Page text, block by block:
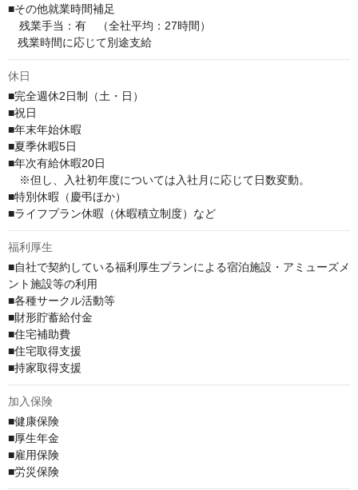
■その他就業時間補足
残業手当：有　（全社平均：27時間）
   残業時間に応じて別途支給
休日
■完全週休2日制（土・日）
■祝日
■年末年始休暇
■夏季休暇5日
■年次有給休暇20日
※但し、入社初年度については入社月に応じて日数変動。
■特別休暇（慶弔ほか）
■ライフプラン休暇（休暇積立制度）など
福利厚生
■自社で契約している福利厚生プランによる宿泊施設・アミューズメ
ント施設等の利用
■各種サークル活動等
■財形貯蓄給付金
■住宅補助費
■住宅取得支援
■持家取得支援
加入保険
■健康保険
■厚生年金
■雇用保険
■労災保険